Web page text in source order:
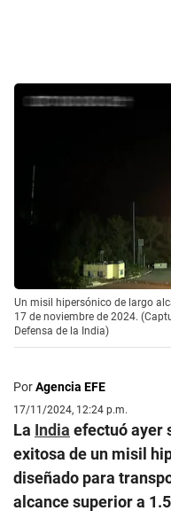
Un misil hipersónico de largo
17 de noviembre de 2024.
Defensa de la India)
PorAgencia EFE
17/11/2024, 12:24 p.m.
La India efectuó ayer
exitosa de un misil
diseñado para
alcance superior a